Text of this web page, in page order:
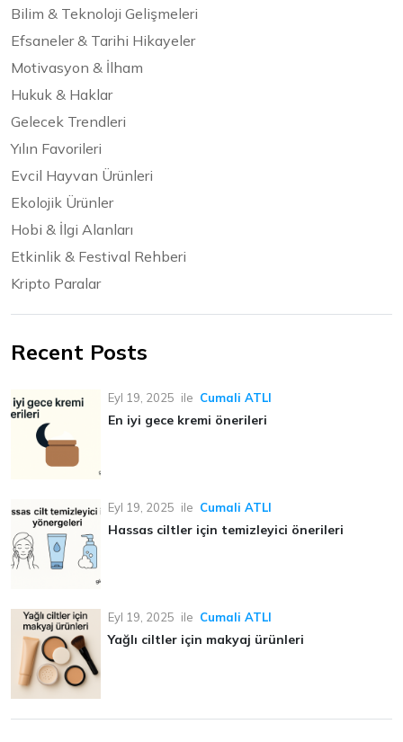
Bilim & Teknoloji Gelişmeleri
Efsaneler & Tarihi Hikayeler
Motivasyon & İlham
Hukuk & Haklar
Gelecek Trendleri
Yılın Favorileri
Evcil Hayvan Ürünleri
Ekolojik Ürünler
Hobi & İlgi Alanları
Etkinlik & Festival Rehberi
Kripto Paralar
Recent Posts
Eyl 19, 2025 ile Cumali ATLI
En iyi gece kremi önerileri
Eyl 19, 2025 ile Cumali ATLI
Hassas ciltler için temizleyici önerileri
Eyl 19, 2025 ile Cumali ATLI
Yağlı ciltler için makyaj ürünleri